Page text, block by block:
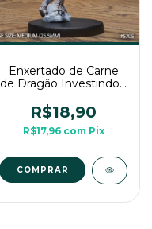
Enxertado de Carne
de Dragão Investindo -
3D Média Para RPG
de Mesa
R$18,90
R$17,96 com Pix
COMPRAR